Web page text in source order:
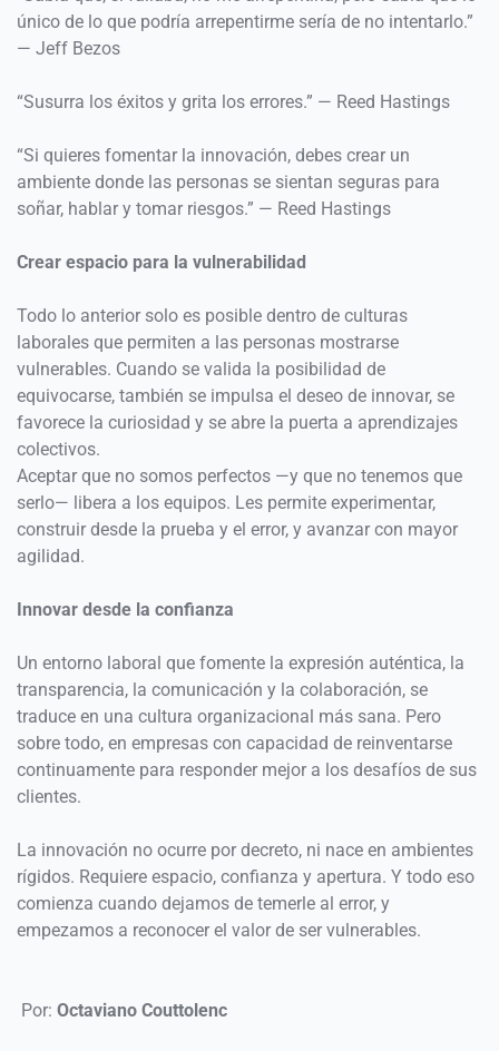
único de lo que podría arrepentirme sería de no intentarlo.”
— Jeff Bezos
“Susurra los éxitos y grita los errores.” — Reed Hastings
“Si quieres fomentar la innovación, debes crear un
ambiente donde las personas se sientan seguras para
soñar, hablar y tomar riesgos.” — Reed Hastings
Crear espacio para la vulnerabilidad
Todo lo anterior solo es posible dentro de culturas
laborales que permiten a las personas mostrarse
vulnerables. Cuando se valida la posibilidad de
equivocarse, también se impulsa el deseo de innovar, se
favorece la curiosidad y se abre la puerta a aprendizajes
colectivos.
Aceptar que no somos perfectos —y que no tenemos que
serlo— libera a los equipos. Les permite experimentar,
construir desde la prueba y el error, y avanzar con mayor
agilidad.
Innovar desde la confianza
Un entorno laboral que fomente la expresión auténtica, la
transparencia, la comunicación y la colaboración, se
traduce en una cultura organizacional más sana. Pero
sobre todo, en empresas con capacidad de reinventarse
continuamente para responder mejor a los desafíos de sus
clientes.
La innovación no ocurre por decreto, ni nace en ambientes
rígidos. Requiere espacio, confianza y apertura. Y todo eso
comienza cuando dejamos de temerle al error, y
empezamos a reconocer el valor de ser vulnerables.
Por: Octaviano Couttolenc